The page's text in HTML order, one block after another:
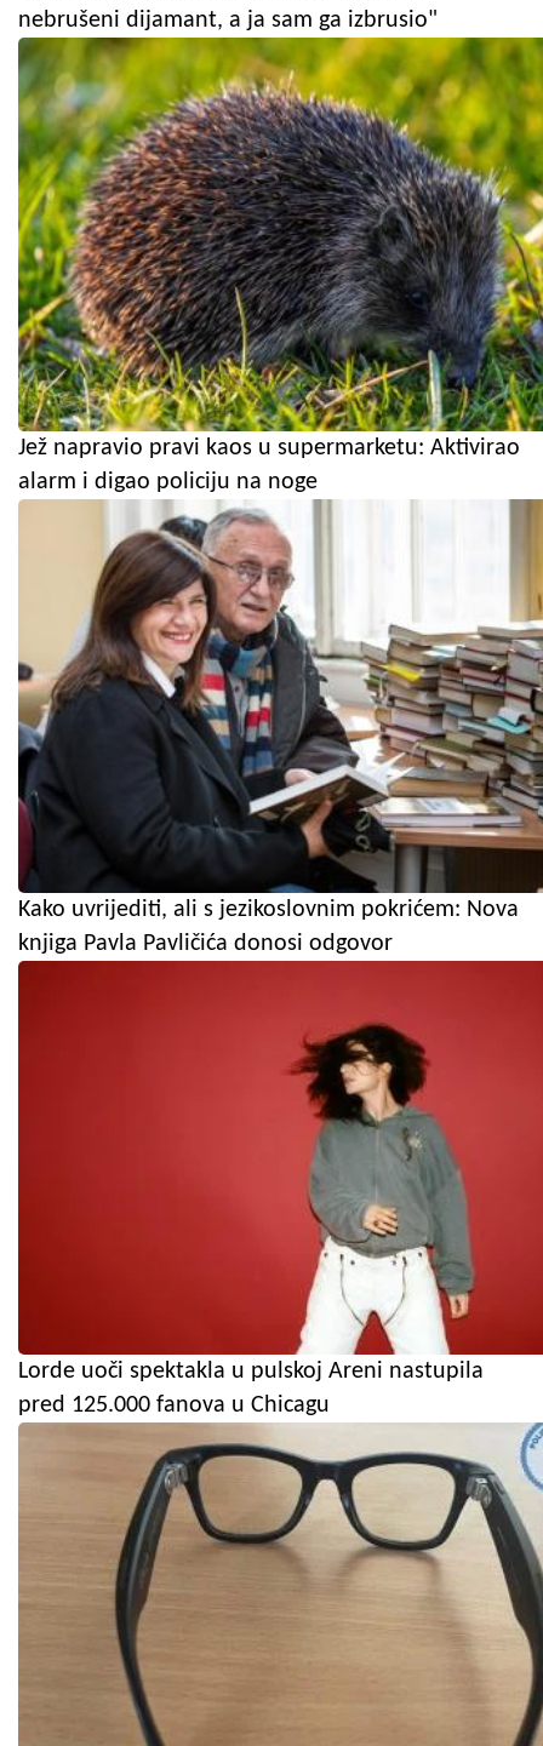
nebrušeni dijamant, a ja sam ga izbrusio"
Jež napravio pravi kaos u supermarketu: Aktivirao
alarm i digao policiju na noge
Kako uvrijediti, ali s jezikoslovnim pokrićem: Nova
knjiga Pavla Pavličića donosi odgovor
Lorde uoči spektakla u pulskoj Areni nastupila
pred 125.000 fanova u Chicagu